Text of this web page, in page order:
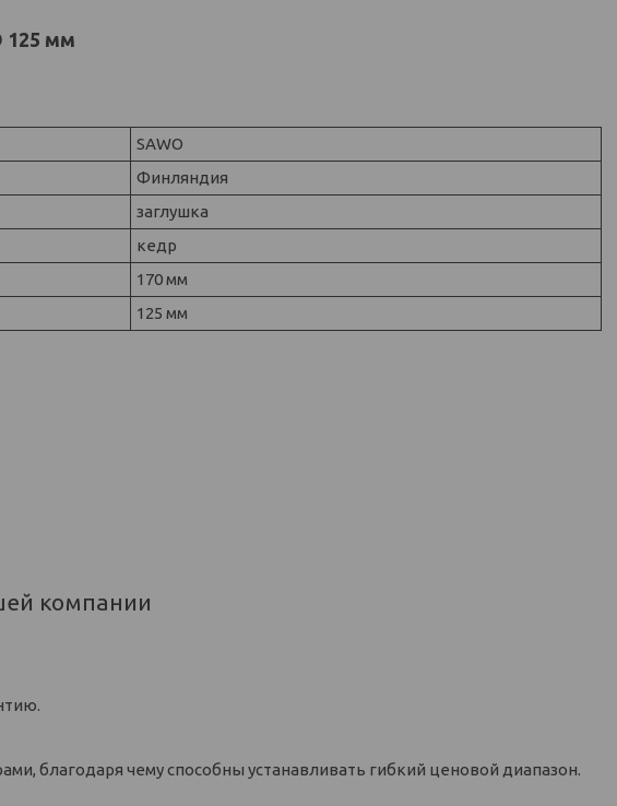
125 мм
SAWO
Финляндия
заглушка
кедр
170 мм
125 мм
компании
благодаря чему способны устанавливать гибкий ценовой диапазон.